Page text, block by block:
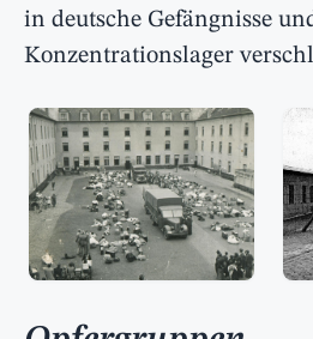
in deutsche Gefängnisse
Konzentrationslager